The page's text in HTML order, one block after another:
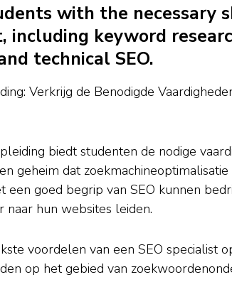
with the necessary
including keyword
technical SEO.
Verkrijg de Benodigde
biedt studenten de nodige
geheim dat
een goed begrip van SEO kunnen
naar hun websites leiden.
voordelen van een SEO specialist
op het gebied van